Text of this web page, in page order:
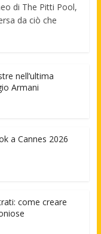
di The Pitti Pool,
da ciò che
nell’ultima
Armani
a Cannes 2026
come creare